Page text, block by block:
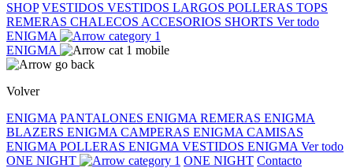
SHOP VESTIDOS VESTIDOS LARGOS POLLERAS TOPS
REMERAS CHALECOS ACCESORIOS SHORTS Ver todo
ENIGMA
ENIGMA
Volver
ENIGMA PANTALONES ENIGMA REMERAS ENIGMA
BLAZERS ENIGMA CAMPERAS ENIGMA CAMISAS
ENIGMA POLLERAS ENIGMA VESTIDOS ENIGMA Ver todo
ONE NIGHT
ONE NIGHT Contacto